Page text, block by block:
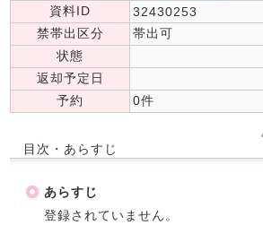
資料ID
32430253
禁帯出区分
帯出可
状態
返却予定日
予約
0件
目次・あらすじ
あらすじ
登録されていません。